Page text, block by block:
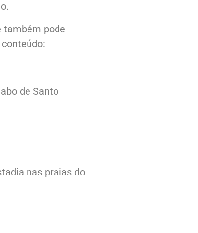
também pode
de Santo
nas praias do